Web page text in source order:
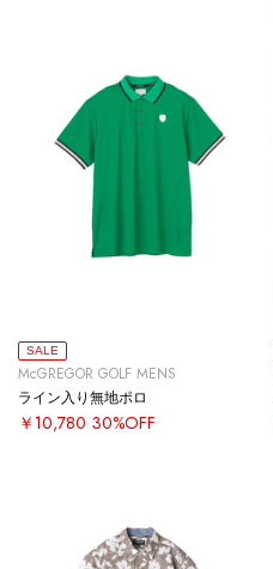
SALE
McGREGOR GOLF MENS
ライン入り無地ポロ
￥10,780 30%OFF